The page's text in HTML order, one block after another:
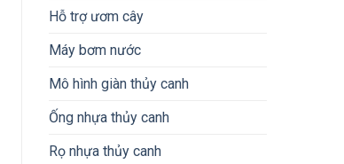
Hỗ trợ ươm cây
Máy bơm nước
Mô hình giàn thủy canh
Ống nhựa thủy canh
Rọ nhựa thủy canh